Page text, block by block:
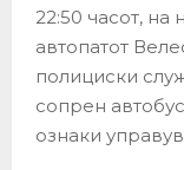
22:50 часот, на
автопатот
полициски
сопрен
ознаки